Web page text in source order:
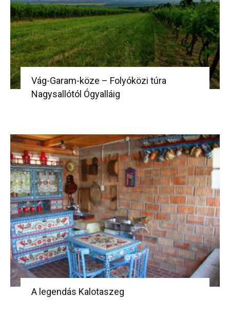
Vág-Garam-köze – Folyóközi túra
Nagysallótól Ógyalláig
A legendás Kalotaszeg